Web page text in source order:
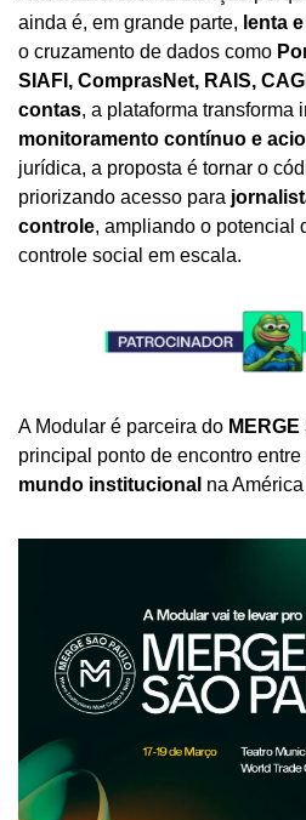
ainda é, em grande parte, lenta
o cruzamento de dados como
SIAFI, ComprasNet, RAIS,
contas
monitoramento contínuo e
jurídica, a proposta é tornar o
priorizando acesso para
controle, ampliando o potencial
controle social em escala.
A Modular é parceira do
principal ponto de encontro entre
mundo institucional na